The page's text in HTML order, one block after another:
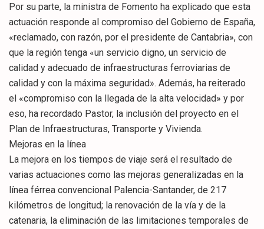
Por su parte, la ministra de Fomento ha explicado que esta
actuación responde al compromiso del Gobierno de España,
«reclamado, con razón, por el presidente de Cantabria», con
que la región tenga «un servicio digno, un servicio de
calidad y adecuado de infraestructuras ferroviarias de
calidad y con la máxima seguridad». Además, ha reiterado
el «compromiso con la llegada de la alta velocidad» y por
eso, ha recordado Pastor, la inclusión del proyecto en el
Plan de Infraestructuras, Transporte y Vivienda.
Mejoras en la línea
La mejora en los tiempos de viaje será el resultado de
varias actuaciones como las mejoras generalizadas en la
línea férrea convencional Palencia-Santander, de 217
kilómetros de longitud; la renovación de la vía y de la
catenaria, la eliminación de las limitaciones temporales de